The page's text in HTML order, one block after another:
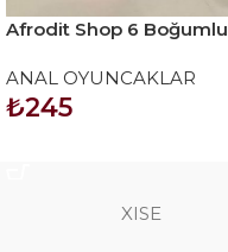
Afrodit Shop 6 Boğumlu
anal plug
ANAL OYUNCAKLAR
₺245
XISE